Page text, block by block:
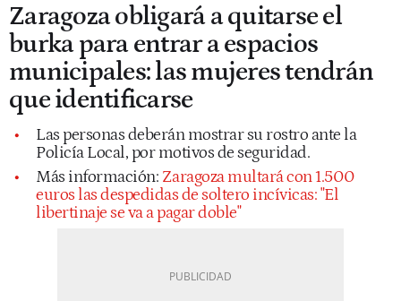
Zaragoza obligará a quitarse el
burka para entrar a espacios
municipales: las mujeres tendrán
que identificarse
Las personas deberán mostrar su rostro ante la
Policía Local, por motivos de seguridad.
Más información: Zaragoza multará con 1.500
euros las despedidas de soltero incívicas: "El
libertinaje se va a pagar doble"